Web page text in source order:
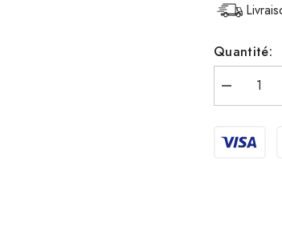
Quantité:
Réduire
la
Verre
short